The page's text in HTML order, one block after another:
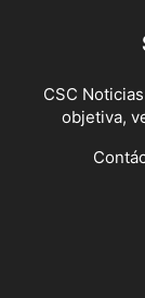
CSC
objetiva,